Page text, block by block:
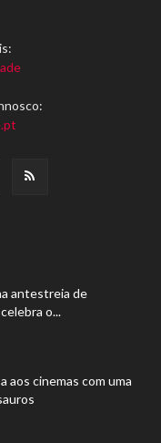
antestreia de
o...
aos cinemas com uma